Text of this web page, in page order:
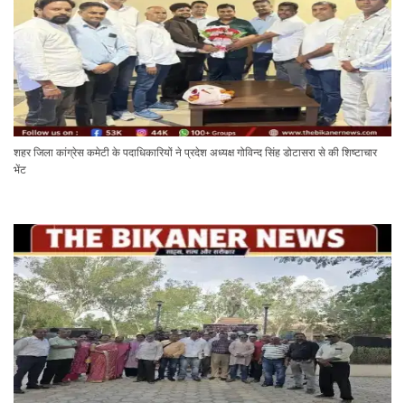
शहर जिला कांग्रेस कमेटी के पदाधिकारियों ने प्रदेश अध्यक्ष गोविन्द सिंह डोटासरा से की शिष्टाचार
भेंट